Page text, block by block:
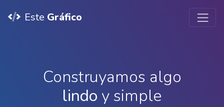
Este Gráfico
Construyamos algo
lindo y simple